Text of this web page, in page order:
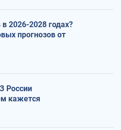
2026-2028 годах?
прогнозов от
России
кажется